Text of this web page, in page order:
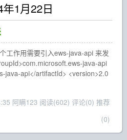
年1月22日
工作用需要引入ews-java-api 来发
java-api
java-api</artifactId> <version>2.0
阿瞒123 阅读(602) 评论(0) 推荐
(0)